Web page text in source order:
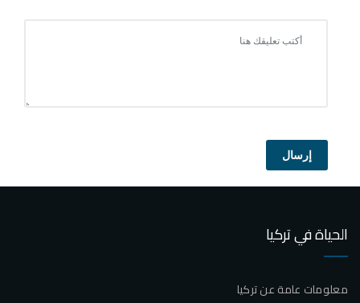
إرسال
الحياة في تركيا
معلومات عامة عن تركيا